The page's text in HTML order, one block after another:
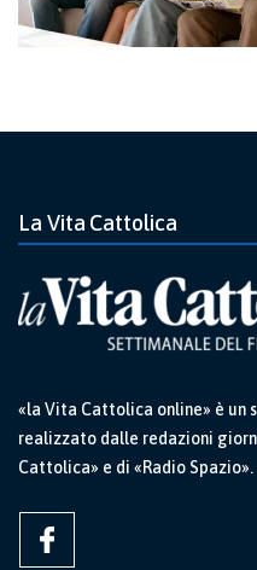
La Vita Cattolica
«la Vita Cattolica online» è un
realizzato dalle redazioni
Cattolica» e di «Radio Spazio».